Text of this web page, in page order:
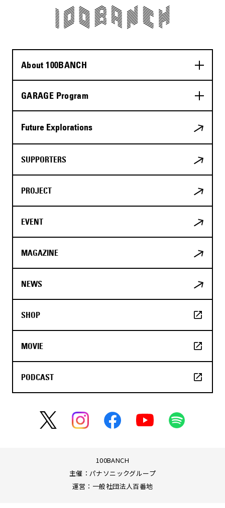
About 100BANCH
GARAGE Program
Future Explorations
SUPPORTERS
PROJECT
EVENT
MAGAZINE
NEWS
SHOP
MOVIE
PODCAST
100BANCH
主催：パナソニックグループ
運営：一般社団法人百番地